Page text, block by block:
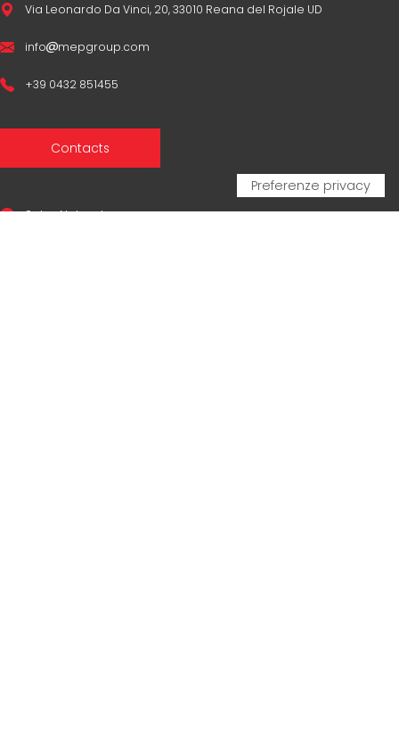
Via Leonardo Da Vinci, 20, 33010 Reana del Rojale UD
info mepgroup.com
+39 0432 851455
Contacts
Sales Network